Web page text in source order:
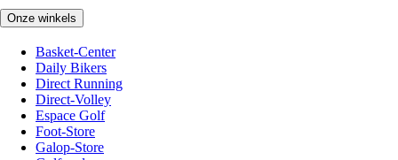
Onze winkels
Basket-Center
Daily Bikers
Direct Running
Direct-Volley
Espace Golf
Foot-Store
Galop-Store